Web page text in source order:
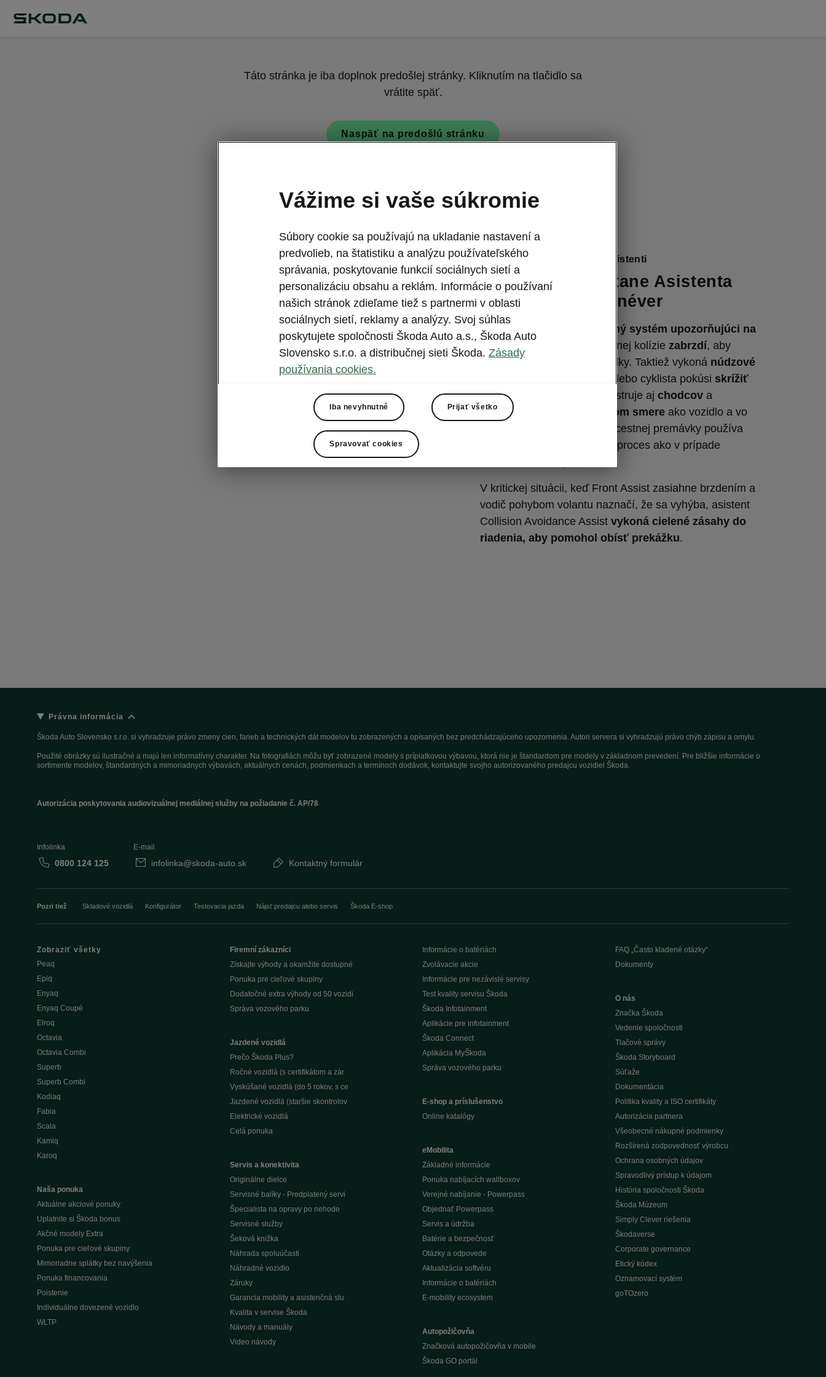
Táto stránka je iba doplnok predošlej stránky. Kliknutím na tlačidlo sa
vrátite späť.
Naspäť na predošlú stránku
Superb iV - Bezpečnostní asistenti
Front Assist vrátane Asistenta
pre vyhýbací manéver
Front Assist je
bezpečnostný systém upozorňujúci na
kolíziu
. V prípade nevyhnutnej kolízie zabrzdí, aby
minimalizoval možné následky. Taktiež vykoná núdzové
, ak sa chodec alebo cyklista pokúsi skrížiť
dráhu vozidla
. Systém registruje aj chodcova
cyklistov
rovnakom smereako vozidlo a vo
vzťahu k týmto účastníkom cestnej premávky používa
rovnaký výstražný a brzdný proces ako v prípade
V kritickej situácii, keď Front Assist zasiahne brzdením a
vodič pohybom volantu naznačí, že sa vyhýba, asistent
Collision Avoidance Assist vykoná cielené zásahy do
riadenia, aby pomohol obísť prekážku.
Právna informácia
Škoda Auto Slovensko s.r.o. si vyhradzuje právo zmeny cien, farieb a technických dát modelov tu zobrazených a opísaných bez predchádzajúceho upozornenia. Autori servera si vyhradzujú právo chýb zápisu a omylu.
Použité obrázky sú ilustračné a majú len informatívny charakter. Na fotografiách môžu byť zobrazené modely s príplatkovou výbavou, ktorá nie je štandardom pre modely v základnom prevedení. Pre bližšie informácie o
sortimente modelov, štandardných a mimoriadnych výbavách, aktuálnych cenách, podmienkach a termínoch dodávok, kontaktujte svojho autorizovaného predajcu vozidiel Škoda.
Autorizácia poskytovania audiovizuálnej mediálnej služby na požiadanie č. AP/78
Infolinka
0800 124 125
E-mail
infolinka@skoda-auto.sk Kontaktný formulár
Pozri tiež Skladové vozidlá Konfigurátor Testovacia jazda Nájsť predajcu alebo servis Škoda E-shop
Zobraziť všetky
Peaq
Epiq
Enyaq
Enyaq Coupé
Elroq
Octavia
Octavia Combi
Superb
Superb Combi
Kodiaq
Fabia
Scala
Kamiq
Karoq
Naša ponuka
Aktuálne akciové ponuky
Uplatnite si Škoda bonus
Akčné modely Extra
Ponuka pre cieľové skupiny
Mimoriadne splátky bez navýšenia
Ponuka financovania
Poistenie
Individuálne dovezené vozidlo
WLTP
Firemní zákazníci
Získajte výhody a okamžite dostupné
Ponuka pre cieľové skupiny
Dodatočné extra výhody od 50 vozidi
Správa vozového parku
Jazdené vozidlá
Prečo Škoda Plus?
Ročné vozidlá (s certifikátom a zár
Vyskúšané vozidlá (do 5 rokov, s ce
Jazdené vozidlá (staršie skontrolov
Elektrické vozidlá
Celá ponuka
Servis a konektivita
Originálne dielce
Servisné balíky - Predplatený servi
Špecialista na opravy po nehode
Servisné služby
Šeková knižka
Náhrada spoluúčasti
Náhradné vozidlo
Záruky
Garancia mobility a asistenčná slu
Kvalita v servise Škoda
Návody a manuály
Video návody
Informácie o batériách
Zvolávacie akcie
Informácie pre nezávislé servisy
Test kvality servisu Škoda
Škoda Infotainment
Aplikácie pre infotainment
Škoda Connect
Aplikácia MyŠkoda
Správa vozového parku
E-shop a príslušenstvo
Online katalógy
eMobilita
Základné informácie
Ponuka nabíjacích wallboxov
Verejné nabíjanie - Powerpass
Objednať Powerpass
Servis a údržba
Batérie a bezpečnosť
Otázky a odpovede
Aktualizácia softvéru
Informácie o batériách
E-mobility ecosystem
Autopožičovňa
Značková autopožičovňa v mobile
Škoda GO portál
FAQ „Často kladené otázky“
Dokumenty
O nás
Značka Škoda
Vedenie spoločnosti
Tlačové správy
Škoda Storyboard
Súťaže
Dokumentácia
Politika kvality a ISO certifikáty
Autorizácia partnera
Všeobecné nákupné podmienky
Rozšírená zodpovednosť výrobcu
Ochrana osobných údajov
Spravodlivý prístup k údajom
História spoločnosti Škoda
Škoda Múzeum
Simply Clever riešenia
Škodaverse
Corporate governance
Etický kódex
Oznamovací systém
goTOzero
Vážime si vaše súkromie
Súbory cookie sa používajú na ukladanie nastavení a
predvolieb, na štatistiku a analýzu používateľského
správania, poskytovanie funkcií sociálnych sietí a
personalizáciu obsahu a reklám. Informácie o používaní
našich stránok zdieľame tiež s partnermi v oblasti
sociálnych sietí, reklamy a analýzy. Svoj súhlas
poskytujete spoločnosti Škoda Auto a.s., Škoda Auto
Slovensko s.r.o. a distribučnej sieti Škoda. Zásady
používania cookies.
Iba nevyhnutné Prijať všetko
Spravovať cookies